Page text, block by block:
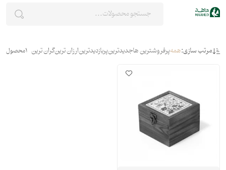
مرتب سازی:همهپرفروشترین هاجدیدترینپربازدیدترینارزان ترینگران ترین 1محصول